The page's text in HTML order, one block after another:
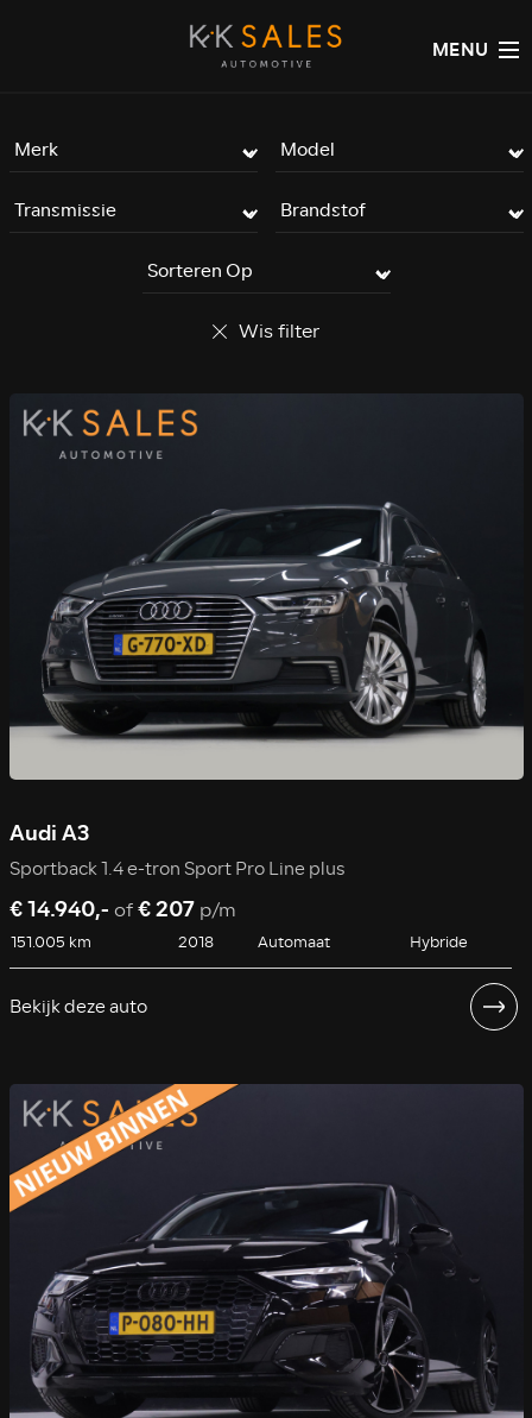
MENU
Wis filter
Audi A3
Sportback 1.4 e-tron Sport Pro Line plus
€ 14.940,- of€ 207 p/m
151.005 km 2018 Automaat Hybride
Bekijk deze auto